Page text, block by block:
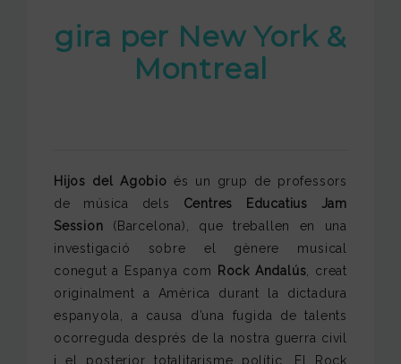
gira per New York &
Montreal
Hijos del Agobio és un grup de professors
de música dels Centres Educatius Jam
Session (Barcelona), que treballen en una
investigació sobre el gènere musical
conegut a Espanya com
Rock Andalús , creat
originalment a Amèrica durant la dictadura
espanyola, a causa d’una fugida de talents
ocorreguda després de la nostra guerra civil
i el posterior totalitarisme polític. El Rock